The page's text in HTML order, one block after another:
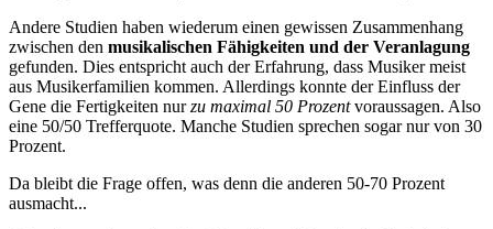
Andere Studien haben wiederum einen gewissen Zusammenhang
zwischen den musikalischen Fähigkeiten und der Veranlagung
gefunden. Dies entspricht auch der Erfahrung, dass Musiker meist
aus Musikerfamilien kommen. Allerdings konnte der Einfluss der
Gene die Fertigkeiten nurzu maximal 50 Prozentvoraussagen. Also
eine 50/50 Trefferquote. Manche Studien sprechen sogar nur von 30
Prozent.
Da bleibt die Frage offen, was denn die anderen 50-70 Prozent
ausmacht...